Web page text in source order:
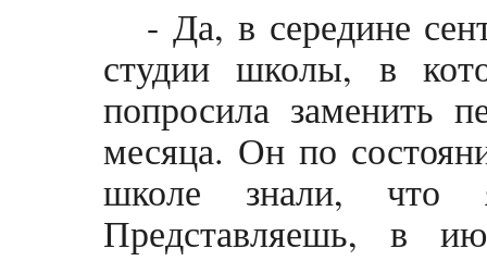
- Да, в середине
студии школы, в
попросила заменить
месяца. Он по
школе знали, что
Представляешь, в